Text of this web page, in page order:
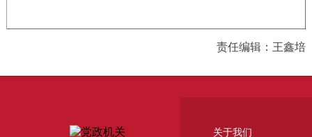
责任编辑：王鑫培
关于我们